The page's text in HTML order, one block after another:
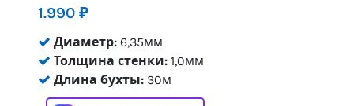
1.990 ₽
Диаметр: 6,35мм
Толщина стенки: 1,0мм
Длина бухты: 30м